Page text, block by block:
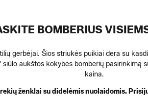
BOMBERIUS
gerbėjai. Šios striukės puikiai dera su
aukštos kokybės bomberių
kaina.
ženklai su didelėmis nuolaidomis.